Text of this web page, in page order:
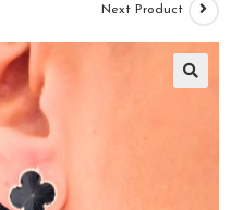
Next Product